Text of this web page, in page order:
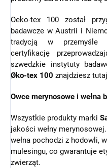
Oeko-tex 100 został
badawcze w Austrii i
tradycją w przemyśle
certyfikację
szwedzkie instytuty
Øko-tex 100 znajdziesz
Owce merynosowe i wełna
Wszystkie produkty marki
jakości wełny
wełna pochodzi z hodowli,
mulesingu, co gwarantuje
zwierząt.